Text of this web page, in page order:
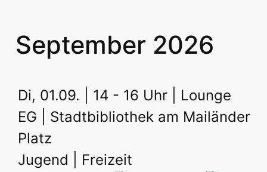
September 2026
Di, 01.09. | 14 - 16 Uhr | Lounge
EG | Stadtbibliothek am Mailänder
Platz
Jugend | Freizeit